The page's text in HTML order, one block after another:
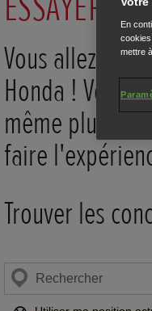
Vous allez
Honda ! Vous
même plus la
faire
Trouver les
Chercher
un
En
mettre